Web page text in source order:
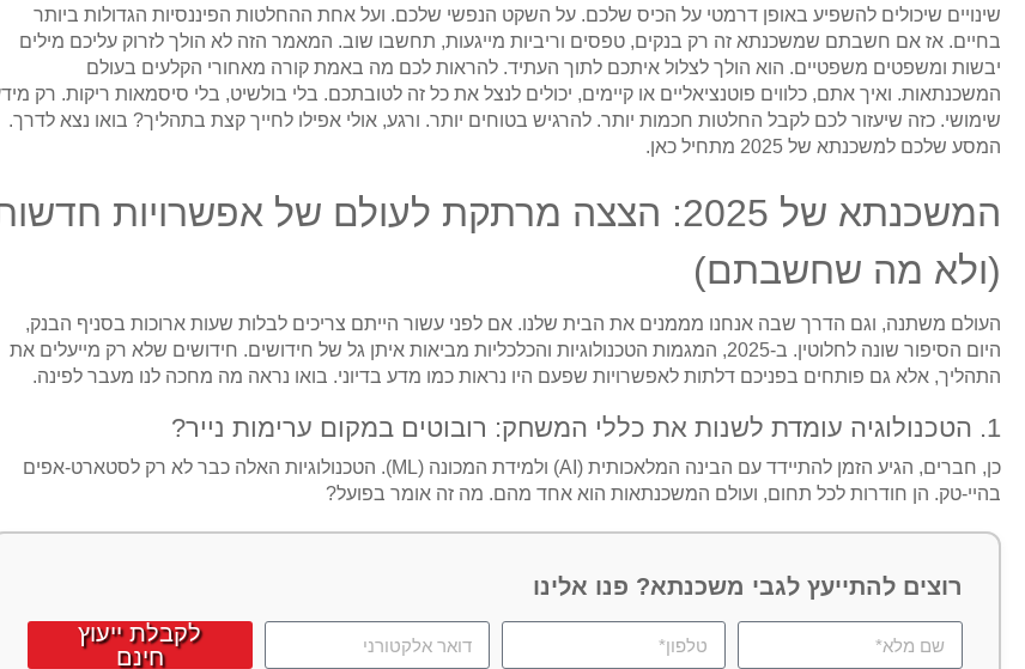
שינויים שיכולים להשפיע באופן דרמטי על הכיס שלכם. על השקט הנפשי שלכם. ועל אחת ההחלטות הפיננסיות הגדולות ביותר
בחיים. אז אם חשבתם שמשכנתא זה רק בנקים, טפסים וריביות מייגעות, תחשבו שוב. המאמר הזה לא הולך לזרוק עליכם מילים
יבשות ומשפטים משפטיים. הוא הולך לצלול איתכם לתוך העתיד. להראות לכם מה באמת קורה מאחורי הקלעים בעולם
המשכנתאות. ואיך אתם, כלווים פוטנציאליים או קיימים, יכולים לנצל את כל זה לטובתכם. בלי בולשיט, בלי סיסמאות ריקות. רק
שימושי. כזה שיעזור לכם לקבל החלטות חכמות יותר. להרגיש בטוחים יותר. ורגע, אולי אפילו לחייך קצת בתהליך? בואו נצא לדרך.
המסע שלכם למשכנתא של 2025 מתחיל כאן.
המשכנתא של 2025: הצצה מרתקת לעולם של אפשרויות
(ולא מה שחשבתם)
העולם משתנה, וגם הדרך שבה אנחנו מממנים את הבית שלנו. אם לפני עשור הייתם צריכים לבלות שעות ארוכות בסניף הבנק,
היום הסיפור שונה לחלוטין. ב-2025, המגמות הטכנולוגיות והכלכליות מביאות איתן גל של חידושים. חידושים שלא רק מייעלים את
התהליך, אלא גם פותחים בפניכם דלתות לאפשרויות שפעם היו נראות כמו מדע בדיוני. בואו נראה מה מחכה לנו מעבר לפינה.
1. הטכנולוגיה עומדת לשנות את כללי המשחק: רובוטים במקום ערימות נייר?
כן, חברים, הגיע הזמן להתיידד עם הבינה המלאכותית (AI) ולמידת המכונה (ML). הטכנולוגיות האלה כבר לא רק לסטארט-אפים
בהיי-טק. הן חודרות לכל תחום, ועולם המשכנתאות הוא אחד מהם. מה זה אומר בפועל?
רוצים להתייעץ לגבי משכנתא? פנו אלינו
לקבלת ייעוץ
חינם